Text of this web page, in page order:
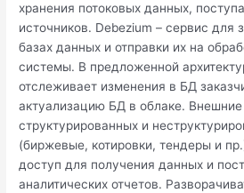
хранения потоковых данных,
источников. Debezium – сервис для
базах данных и отправки их на
системы. В предложенной
отслеживает изменения в БД
актуализацию БД в облаке. Внешние
структурированных и
(биржевые, котировки, тендеры и
доступ для получения данных и
аналитических отчетов.